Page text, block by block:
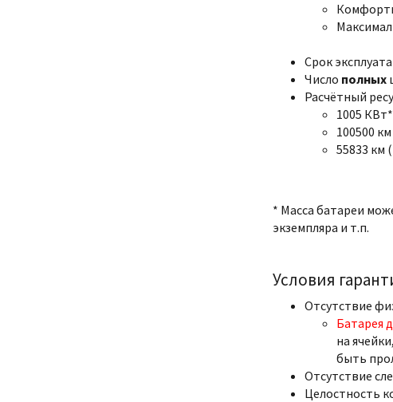
Срок
Число полных
Расчётный
1005
100500
55833 км
* Масса батареи
экземпляра и т.п.
Условия
Отсутствие
Батарея
на
быть
Отсутствие
Целостность